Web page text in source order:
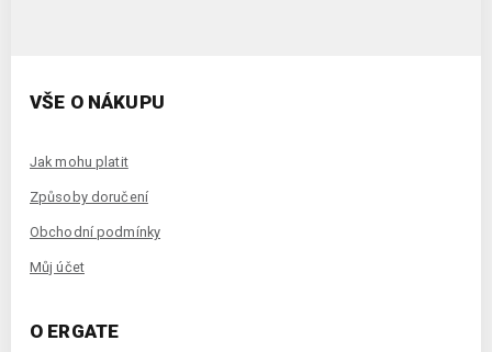
VŠE O NÁKUPU
Jak mohu platit
Způsoby doručení
Obchodní podmínky
Můj účet
O ERGATE